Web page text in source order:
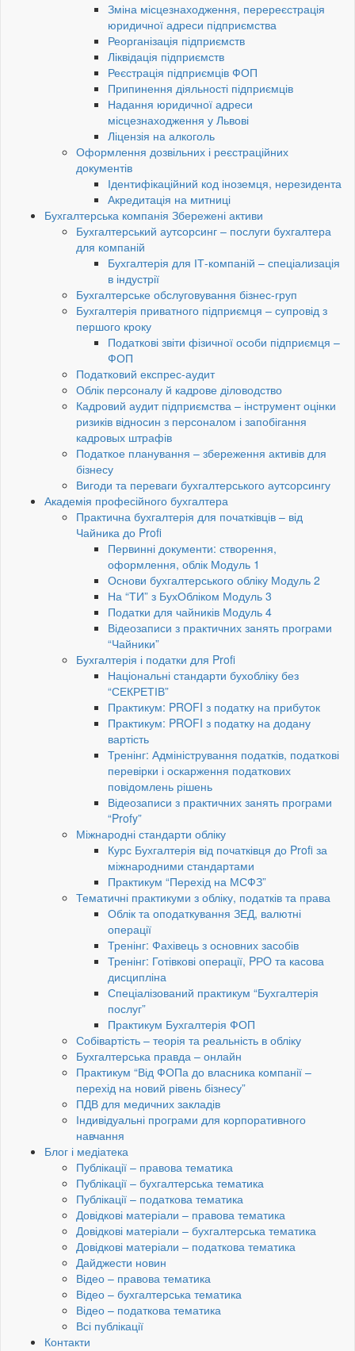
Зміна місцезнаходження, перереєстрація
юридичної адреси підприємства
Реорганізація підприємств
Ліквідація підприємств
Реєстрація підприємців ФОП
Припинення діяльності підприємців
Надання юридичної адреси
місцезнаходження у Львові
Ліцензія на алкоголь
Оформлення дозвільних і реєстраційних
документів
Ідентифікаційний код іноземця, нерезидента
Акредитація на митниці
Бухгалтерська компанія Збережені активи
Бухгалтерський аутсорсинг – послуги бухгалтера
для компаній
Бухгалтерія для ІТ-компаній – спеціализація
в індустрії
Бухгалтерське обслуговування бізнес-груп
Бухгалтерія приватного підприємця – супровід з
першого кроку
Податкові звіти фізичної особи підприємця –
ФОП
Податковий експрес-аудит
Облік персоналу й кадрове діловодство
Кадровий аудит підприємства – інструмент оцінки
ризиків відносин з персоналом і запобігання
кадровых штрафів
Податкое планування – збереження активів для
бізнесу
Вигоди та переваги бухгалтерського аутсорсингу
Академія професійного бухгалтера
Практична бухгалтерія для початківців – від
Чайника до Profi
Первинні документи: створення,
оформлення, облік Модуль 1
Основи бухгалтерського обліку Модуль 2
На “ТИ” з БухОбліком Модуль 3
Податки для чайників Модуль 4
Відеозаписи з практичних занять програми
“Чайники”
Бухгалтерія і податки для Profi
Національні стандарти бухобліку без
“СЕКРЕТІВ”
Практикум: PROFI з податку на прибуток
Практикум: PROFI з податку на додану
вартість
Тренінг: Адміністрування податків, податкові
перевірки і оскарження податкових
повідомлень рішень
Відеозаписи з практичних занять програми
“Profy”
Міжнародні стандарти обліку
Курс Бухгалтерія від початківця до Profi за
міжнародними стандартами
Практикум “Перехід на МСФЗ”
Тематичні практикуми з обліку, податків та права
Облік та оподаткування ЗЕД, валютні
операції
Тренінг: Фахівець з основних засобів
Тренінг: Готівкові операції, PРO та касова
дисципліна
Спеціалізований практикум “Бухгалтерія
послуг”
Практикум Бухгалтерія ФОП
Собівартість – теорія та реальність в обліку
Бухгалтерська правда – онлайн
Практикум “Від ФОПа до власника компанії –
перехід на новий рівень бізнесу”
ПДВ для медичних закладів
Індивідуальні програми для корпоративного
навчання
Блог і медіатека
Публікації – правова тематика
Публікації – бухгалтерська тематика
Публікації – податкова тематика
Довідкові матеріали – правова тематика
Довідкові матеріали – бухгалтерська тематика
Довідкові матеріали – податкова тематика
Дайджести новин
Відео – правова тематика
Відео – бухгалтерська тематика
Відео – податкова тематика
Всі публікації
Контакти